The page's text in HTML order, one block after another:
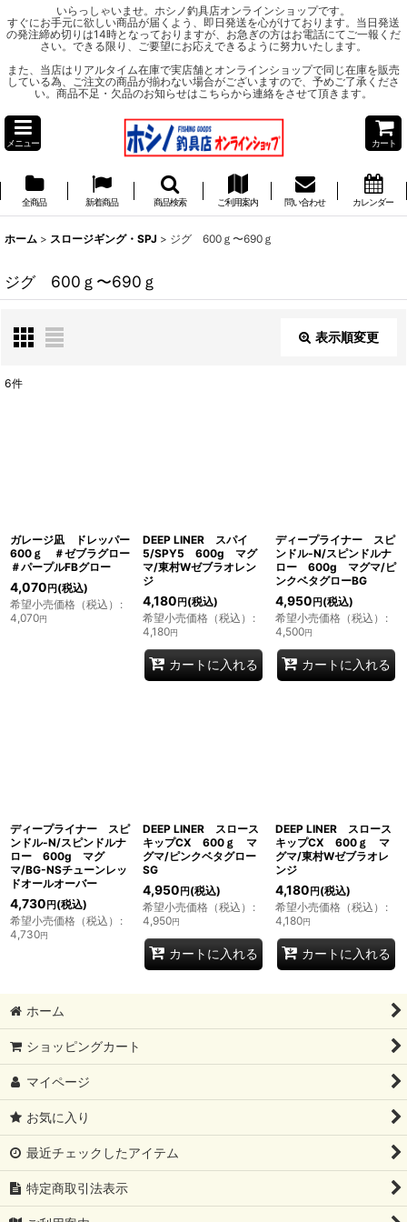
いらっしゃいませ。ホシノ釣具店オンラインショップです。
すぐにお手元に欲しい商品が届くよう、即日発送を心がけております。当日発送
の発注締め切りは14時となっておりますが、お急ぎの方はお電話にてご一報くだ
さい。できる限り、ご要望にお応えできるように努力いたします。
また、当店はリアルタイム在庫で実店舗とオンラインショップで同じ在庫を販売
している為、ご注文の商品が揃わない場合がございますので、予めご了承くださ
い。商品不足・欠品のお知らせはこちらから連絡をさせて頂きます。
メニュー カート
全商品 新着商品 商品検索 ご利用案内 問い合わせ カレンダー
ホーム > スロージギング・SPJ > ジグ 600ｇ〜690ｇ
ジグ 600ｇ〜690ｇ
表示順変更
6件
ガレージ凪 ドレッパー
600ｇ ＃ゼブラグロー
＃パープルFBグロー
4,070 円 (税込)
希望小売価格（税込） :
4,070円
DEEP LINER スパイ
5/SPY5 600g マグ
マ/東村Wゼブラオレン
ジ
4,180 円(税込)
希望小売価格（税込） :
4,180円
カートに入れる
ディープライナー スピ
ンドル-N/スピンドルナ
ロー 600g マグマ/ピ
ンクベタグローBG
4,950 円(税込)
希望小売価格（税込） :
4,500円
カートに入れる
ディープライナー スピ
ンドル-N/スピンドルナ
ロー 600g マグ
マ/BG-NSチューンレッ
ドオールオーバー
4,730 円 (税込)
希望小売価格（税込） :
4,730円
DEEP LINER スロース
キップCX 600ｇ マ
グマ/ピンクベタグロー
SG
4,950 円(税込)
希望小売価格（税込） :
4,950円
カートに入れる
DEEP LINER スロース
キップCX 600ｇ マ
グマ/東村Wゼブラオレ
ンジ
4,180 円(税込)
希望小売価格（税込） :
4,180円
カートに入れる
ホーム
ショッピングカート
マイページ
お気に入り
最近チェックしたアイテム
特定商取引法表示